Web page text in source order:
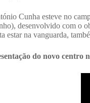
Cunha esteve no
desenvolvido com o
estar na vanguarda,
do novo centro